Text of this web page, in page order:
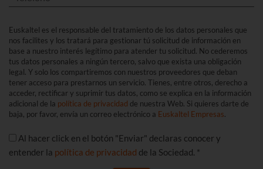
Euskaltel es el responsable del tratamiento de los datos personales que
nos facilites y los tratará para gestionar tú solicitud de información en
base a nuestro interés legítimo para atender tu solicitud. No cederemos
tus datos personales a ningún tercero, salvo que exista una obligación
legal. Y solo los compartiremos con nuestros proveedores que deban
tener acceso para prestarnos un servicio. Tienes, entre otros, derecho a
acceder, rectificar y suprimir tus datos, como se explica en la información
adicional de la política de privacidad de nuestra Web. Si quieres darte de
baja, por favor, envía un correo electrónico a Euskaltel Empresas.
Al hacer click en el botón "Enviar" declaras conocer y
entender la política de privacidad de la Sociedad. *